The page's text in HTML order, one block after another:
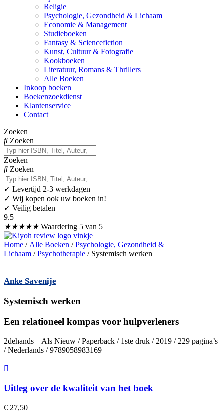
Religie
Psychologie, Gezondheid & Lichaam
Economie & Management
Studieboeken
Fantasy & Sciencefiction
Kunst, Cultuur & Fotografie
Kookboeken
Literatuur, Romans & Thrillers
Alle Boeken
Inkoop boeken
Boekenzoekdienst
Klantenservice
Contact
Zoeken
Zoeken
Zoeken
Zoeken
✓ Levertijd 2-3 werkdagen
✓ Wij kopen ook uw boeken in!
✓ Veilig betalen
9.5
★★★★★ Waardering 5 van 5
Home / Alle Boeken /Psychologie, Gezondheid &
Lichaam /Psychotherapie / Systemisch werken
Anke Savenije
Systemisch werken
Een relationeel kompas voor hulpverleners
2dehands – Als Nieuw / Paperback / 1ste druk / 2019 / 229 pagina’s
/ Nederlands / 9789058983169
Uitleg over de kwaliteit van het boek
€ 27,50